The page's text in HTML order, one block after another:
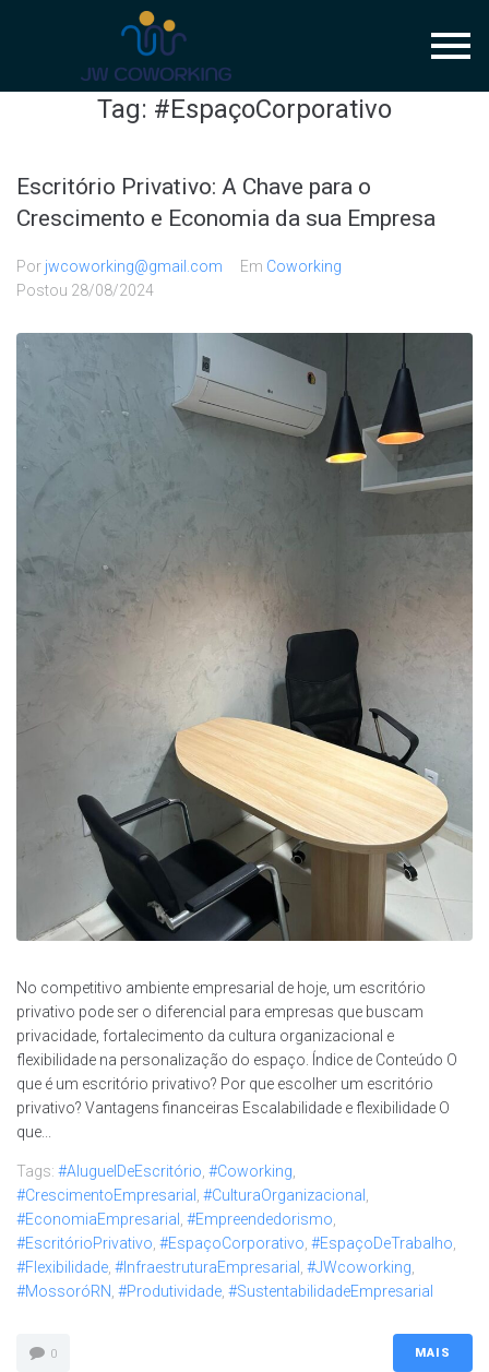
Tag: #EspaçoCorporativo
Escritório Privativo: A Chave para o
Crescimento e Economia da sua Empresa
Por jwcoworking@gmail.com Em Coworking
Postou 28/08/2024
No competitivo ambiente empresarial de hoje, um escritório
privativo pode ser o diferencial para empresas que buscam
privacidade, fortalecimento da cultura organizacional e
flexibilidade na personalização do espaço. Índice de Conteúdo O
que é um escritório privativo? Por que escolher um escritório
privativo? Vantagens financeiras Escalabilidade e flexibilidade O
que...
Tags: #AluguelDeEscritório, #Coworking,
#CrescimentoEmpresarial , #CulturaOrganizacional ,
#EconomiaEmpresarial , #Empreendedorismo,
#EscritórioPrivativo, #EspaçoCorporativo, #EspaçoDeTrabalho,
#Flexibilidade, #InfraestruturaEmpresarial , #JWcoworking,
#MossoróRN, #Produtividade, #SustentabilidadeEmpresarial
0 MAIS